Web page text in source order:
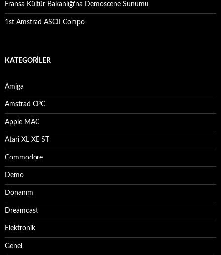
Fransa Kültür Bakanlığı’na Demoscene Sunumu
1st Amstrad ASCII Compo
KATEGORILER
Amiga
Amstrad CPC
Apple MAC
Atari XL XE ST
Commodore
Demo
Donanım
Dreamcast
Elektronik
Genel